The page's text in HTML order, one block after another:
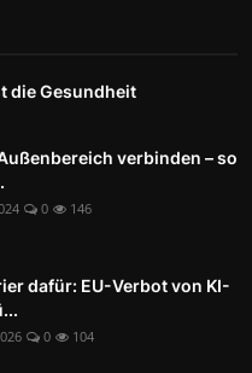
die Gesundheit
verbinden – so
0 146
dafür: EU-Verbot von KI-
0 104